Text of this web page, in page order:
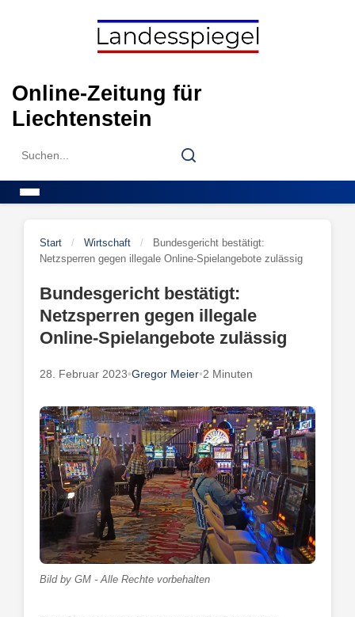
Online-Zeitung für
Liechtenstein
Search
Search
Start / Wirtschaft /
Bundesgericht bestätigt:
Netzsperren gegen illegale Online-Spielangebote zulässig
Bundesgericht bestätigt:
Netzsperren gegen illegale
Online-Spielangebote zulässig
28. Februar 2023•Gregor Meier•2 Minuten
Bild by GM - Alle Rechte vorbehalten